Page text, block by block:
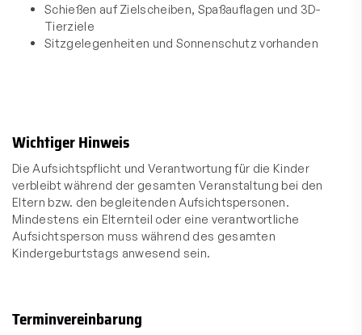
Schießen auf Zielscheiben, Spaßauflagen und 3D-
Tierziele
Sitzgelegenheiten und Sonnenschutz vorhanden
Wichtiger Hinweis
Die Aufsichtspflicht und Verantwortung für die Kinder
verbleibt während der gesamten Veranstaltung bei den
Eltern bzw. den begleitenden Aufsichtspersonen.
Mindestens ein Elternteil oder eine verantwortliche
Aufsichtsperson muss während des gesamten
Kindergeburtstags anwesend sein.
Terminvereinbarung